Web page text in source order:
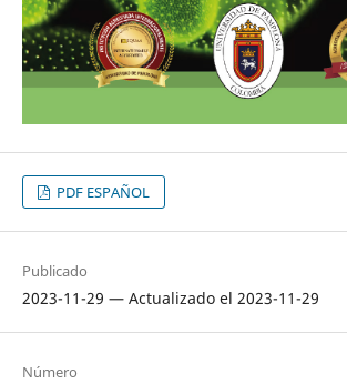
PDF ESPAÑOL
Publicado
2023-11-29 — Actualizado el 2023-11-29
Número